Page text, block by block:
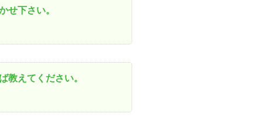
せ下さい。
教えてください。